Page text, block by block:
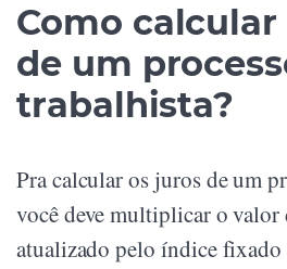
Como
de um
trabalhista?
Pra calcular os juros de um
você deve multiplicar o valor
atualizado pelo índice